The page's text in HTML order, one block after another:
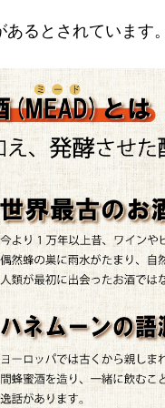
るとされています